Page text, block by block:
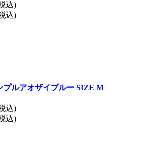
込)
込)
プルアオザイブルー SIZE M
込)
込)